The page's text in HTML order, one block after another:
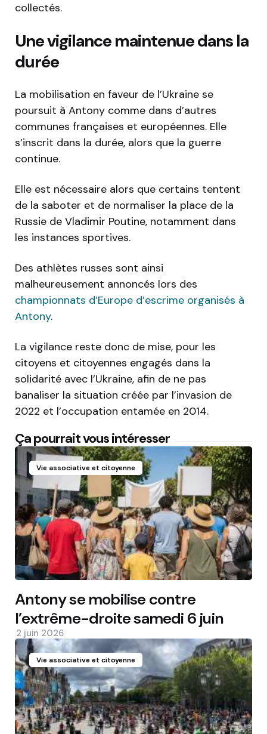
collectés.
Une vigilance maintenue dans la
durée
La mobilisation en faveur de l’Ukraine se
poursuit à Antony comme dans d’autres
communes françaises et européennes. Elle
s’inscrit dans la durée, alors que la guerre
continue.
Elle est nécessaire alors que certains tentent
de la saboter et de normaliser la place de la
Russie de Vladimir Poutine, notamment dans
les instances sportives.
Des athlètes russes sont ainsi
malheureusement annoncés lors des
championnats d’Europe d’escrime organisés à
Antony.
La vigilance reste donc de mise, pour les
citoyens et citoyennes engagés dans la
solidarité avec l’Ukraine, afin de ne pas
banaliser la situation créée par l’invasion de
2022 et l’occupation entamée en 2014.
Ça pourrait vous intéresser
Vie associative et citoyenne
Antony se mobilise contre
l’extrême-droite samedi 6 juin
2 juin 2026
Vie associative et citoyenne